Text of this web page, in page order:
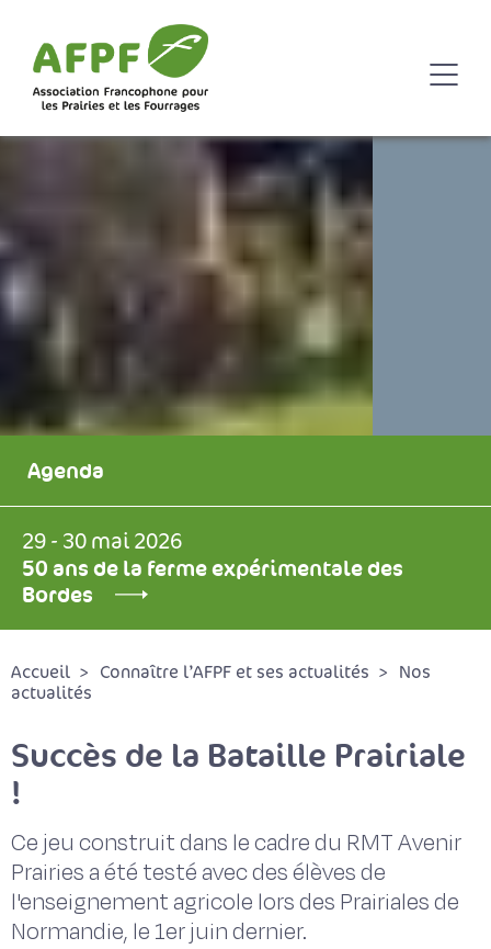
Agenda
29 - 30 mai 2026
50 ans de la ferme expérimentale des
Bordes
Accueil Connaître l’AFPF et ses actualités
Nos
actualités
Succès de la Bataille Prairiale
!
Ce jeu construit dans le cadre du RMT Avenir
Prairies a été testé avec des élèves de
l'enseignement agricole lors des Prairiales de
Normandie, le 1er juin dernier.